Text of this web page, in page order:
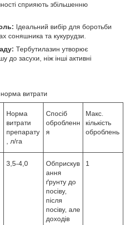
сприяють збільшенню
Ідеальний вибір для боротьби
соняшника та кукурудзи.
Тербутилазин утворює
до засухи, ніж інші активні
витрати
Норма
витрати
препарату
, л/га
Спосіб
обробленн
я
Макс.
кількість
оброблень
3,5-4,0
Обприскув
ання
ґрунту до
посіву,
після
посіву, але
доходів
1